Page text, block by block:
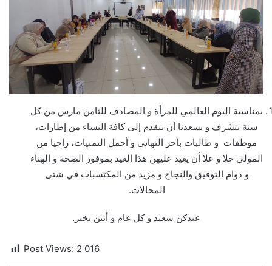
بمناسبة اليوم العالمي للمرأة و المصادف للثامن مارس من كل
سنة نتشرف و يسعدنا أن نتقدم إلى كافة النساء من إطارات،
موظفات و طالبات بأحر التهاني و أجمل التمنيات، راجيا من
المولى جلا و علا أن يعيد عليهن هذا العيد بموفور الصحة و الهناء
و دوام التوفيق والنجاح و مزيد من المكتسبات في شتى
المجالات.
عيدكن سعيد و كل عام و أنتن بخير.
Post Views: 2 016